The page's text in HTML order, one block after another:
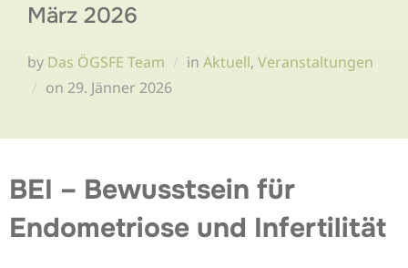
März 2026
by Das ÖGSFE Team in Aktuell, Veranstaltungen
on 29. Jänner 2026
BEI – Bewusstsein für
Endometriose und Infertilität